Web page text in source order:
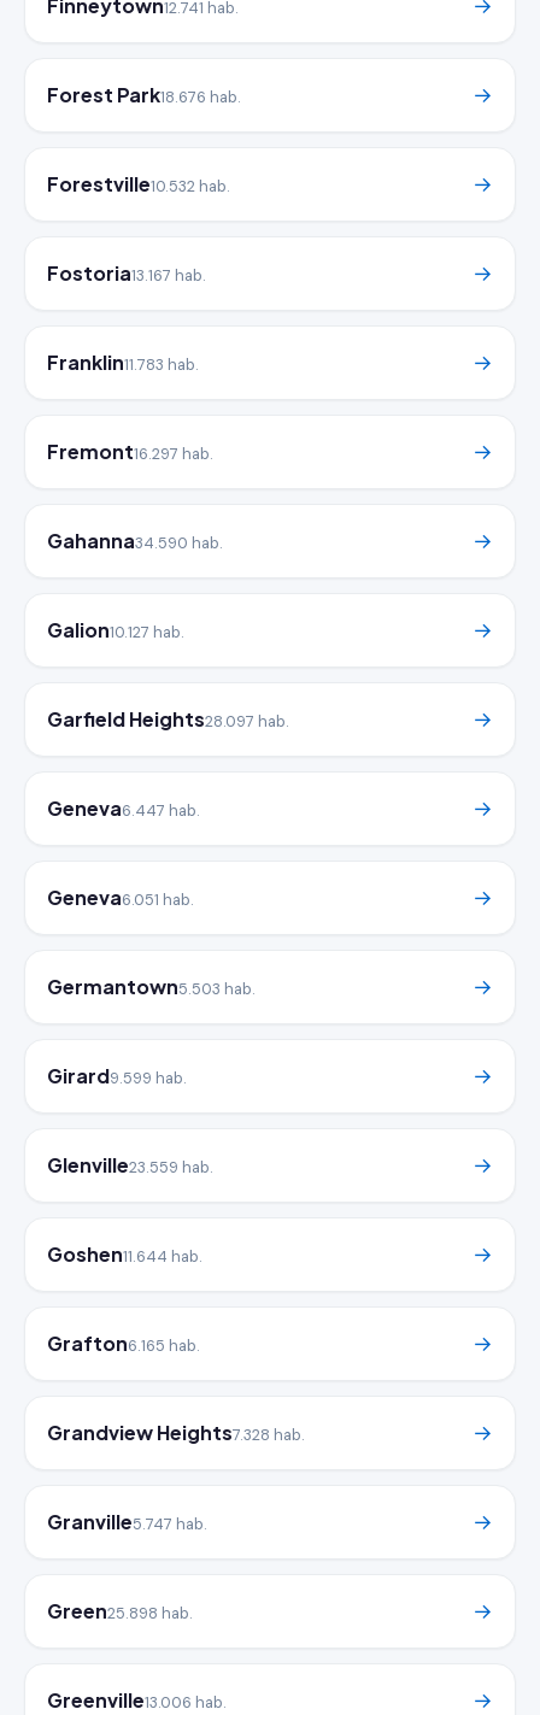
Finneytown12.741 hab. →
Forest Park18.676 hab. →
Forestville10.532 hab. →
Fostoria13.167 hab. →
Franklin11.783 hab. →
Fremont16.297 hab. →
Gahanna34.590 hab. →
Galion10.127 hab. →
Garfield Heights28.097 hab. →
Geneva6.447 hab. →
Geneva6.051 hab. →
Germantown5.503 hab. →
Girard9.599 hab. →
Glenville23.559 hab. →
Goshen11.644 hab. →
Grafton6.165 hab. →
Grandview Heights7.328 hab. →
Granville5.747 hab. →
Green25.898 hab. →
Greenville13.006 hab. →